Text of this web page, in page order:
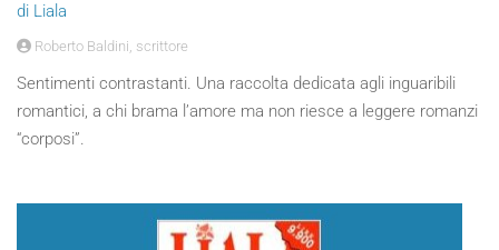
di Liala
Roberto Baldini, scrittore
Sentimenti contrastanti. Una raccolta dedicata agli inguaribili
romantici, a chi brama l’amore ma non riesce a leggere romanzi
“corposi”.